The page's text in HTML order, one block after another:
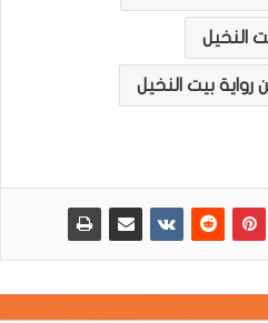
النخيل
بيت النخيل